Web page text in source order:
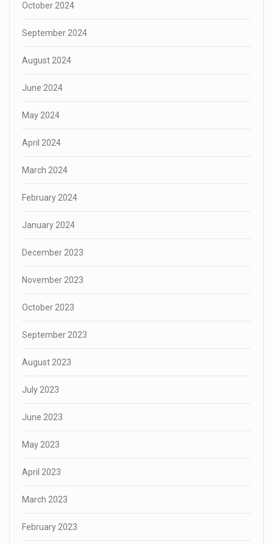
October 2024
September 2024
August 2024
June 2024
May 2024
April 2024
March 2024
February 2024
January 2024
December 2023
November 2023
October 2023
September 2023
August 2023
July 2023
June 2023
May 2023
April 2023
March 2023
February 2023